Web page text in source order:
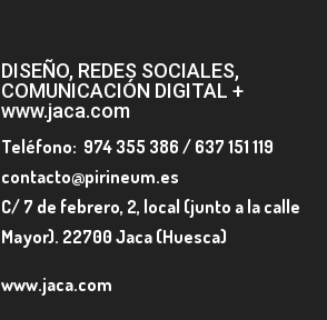
DISEÑO, REDES SOCIALES,
COMUNICACIÓN DIGITAL +
www.jaca.com
Teléfono: 974 355 386 / 637 151 119
contacto@pirineum.es
C/ 7 de febrero, 2, local (junto a la calle
Mayor). 22700 Jaca (Huesca)
www.jaca.com